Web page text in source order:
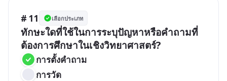
# 11 เลือกประเภท
ทักษะใดที่ใช้ในการระบุปัญหาหรือคำถามที่
ต้องการศึกษาในเชิงวิทยาศาสตร์?
การตั้งคำถาม
การวัด